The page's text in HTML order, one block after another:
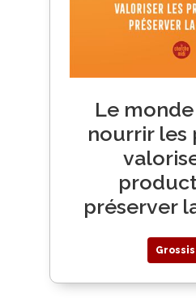
Le
nourrir les
préserver